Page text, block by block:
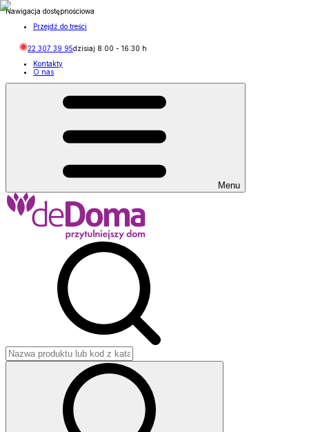
Nawigacja dostępnościowa
Przejdź do treści
22 307 39 95dzisiaj 8:00 - 16:30 h
Kontakty
O nas
Menu